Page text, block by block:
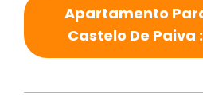
Apartamento
Castelo De Paiva